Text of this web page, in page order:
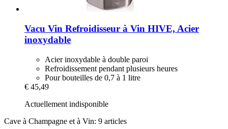
Vacu Vin Refroidisseur à Vin HIVE, Acier
inoxydable
Acier inoxydable à double paroi
Refroidissement pendant plusieurs heures
Pour bouteilles de 0,7 à 1 litre
€ 45,49
Actuellement indisponible
Cave à Champagne et à Vin: 9 articles